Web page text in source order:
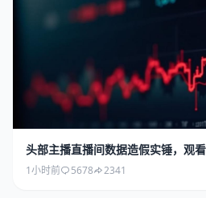
头部主播直播间数据造假实锤，观
1小时前 5678 2341